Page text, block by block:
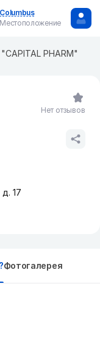
Columbus
Местоположение
PHARM"
17
Нет отзывов
Фотогалерея